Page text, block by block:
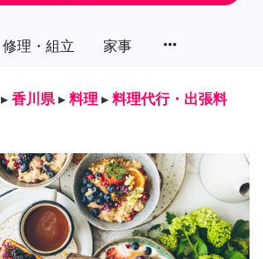
修理・組立 家事 more_horiz
▸ 香川県 ▸ 料理 ▸ 料理代行・出張料